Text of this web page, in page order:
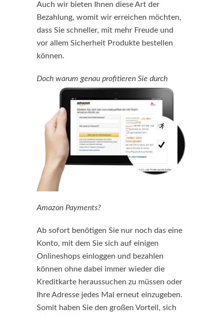
Auch wir bieten Ihnen diese Art der
Bezahlung, womit wir erreichen möchten,
dass Sie schneller, mit mehr Freude und
vor allem Sicherheit Produkte bestellen
können.
Doch warum genau profitieren Sie durch
Amazon Payments?
Ab sofort benötigen Sie nur noch das eine
Konto, mit dem Sie sich auf einigen
Onlineshops einloggen und bezahlen
können ohne dabei immer wieder die
Kreditkarte heraussuchen zu müssen oder
Ihre Adresse jedes Mal erneut einzugeben.
Somit haben Sie den großen Vorteil, sich